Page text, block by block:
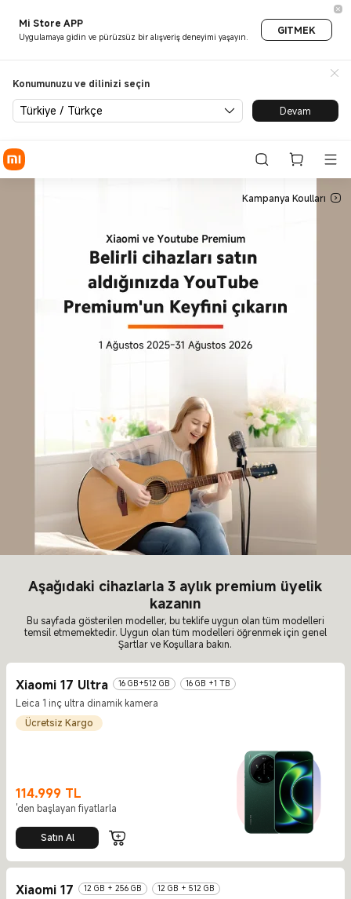
Mi Store APP
Uygulamaya gidin ve pürüzsüz bir alışveriş deneyimi yaşayın.
GITMEK
Konumunuzu ve dilinizi seçin
Türkiye / Türkçe Devam
Xiaomi ve YouTube
Kampanya Koulları
Aşağıdaki cihazlarla 3 aylık premium üyelik
kazanın
Bu sayfada gösterilen modeller, bu teklife uygun olan tüm modelleri
temsil etmemektedir. Uygun olan tüm modelleri öğrenmek için genel
Şartlar ve Koşullara bakın.
Xiaomi 17 Ultra 16 GB+512 GB 16 GB +1 TB
Leica 1 inç ultra dinamik kamera
Ücretsiz Kargo
114.999 TL
Current Price TL114999
'den başlayan fiyatlarla
Satın Al
Xiaomi 17 12 GB + 256 GB 12 GB + 512 GB